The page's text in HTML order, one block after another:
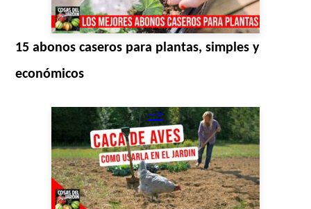
15 abonos caseros para plantas, simples y
económicos
-->